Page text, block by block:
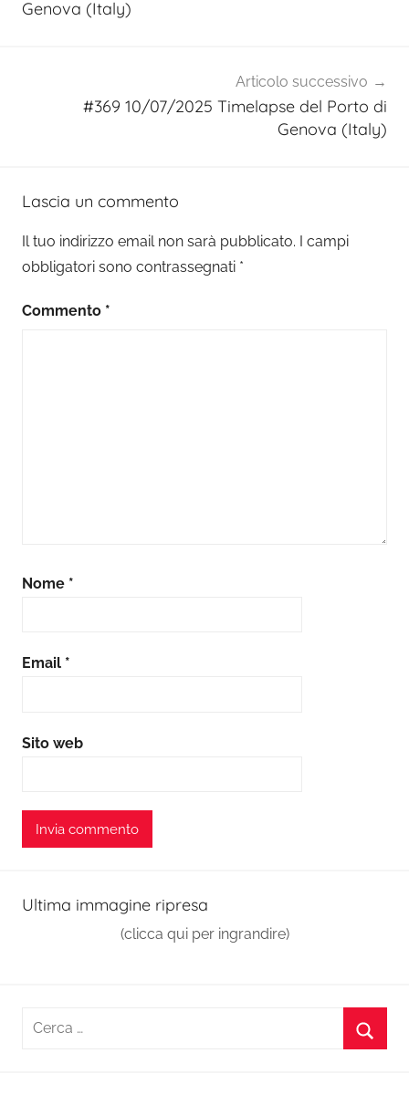
Genova (Italy)
Articolo successivo
#369 10/07/2025 Timelapse del Porto di
Genova (Italy)
Lascia un commento
Il tuo indirizzo email non sarà pubblicato. I campi
obbligatori sono contrassegnati *
Commento *
Nome *
Email *
Sito web
Ultima immagine ripresa
(clicca qui per ingrandire)
Ricerca